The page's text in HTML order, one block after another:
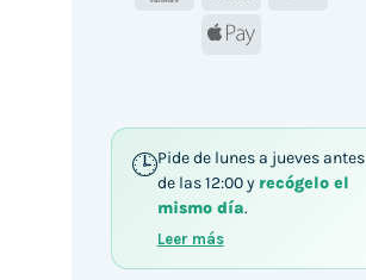
Apple
Pide de lunes a jueves antes
de las 12:00 y recógelo el
mismo día.
Leer más